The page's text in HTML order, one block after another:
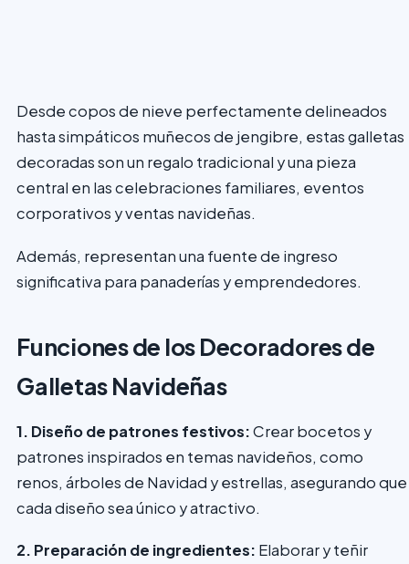
Desde copos de nieve perfectamente delineados
hasta simpáticos muñecos de jengibre, estas galletas
decoradas son un regalo tradicional y una pieza
central en las celebraciones familiares, eventos
corporativos y ventas navideñas.
Además, representan una fuente de ingreso
significativa para panaderías y emprendedores.
Funciones de los Decoradores de
Galletas Navideñas
1. Diseño de patrones festivos:Crear bocetos y
patrones inspirados en temas navideños, como
renos, árboles de Navidad y estrellas, asegurando que
cada diseño sea único y atractivo.
2. Preparación de ingredientes: Elaborar y teñir